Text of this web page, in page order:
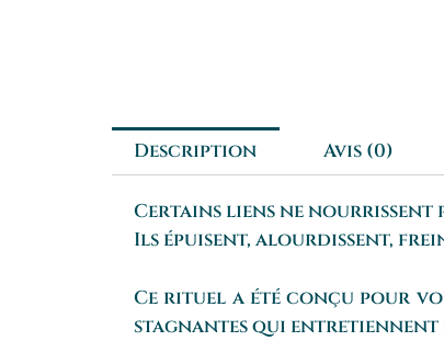
Description Avis (0)
Certains liens ne nourrissent
Ils épuisent, alourdissent,
Ce rituel a été conçu pour
stagnantes qui entretiennent